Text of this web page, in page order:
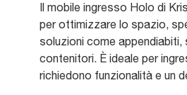
Il mobile ingresso Holo di
per ottimizzare lo spazio,
soluzioni come appendiabiti,
contenitori. È ideale per
richiedono funzionalità e un